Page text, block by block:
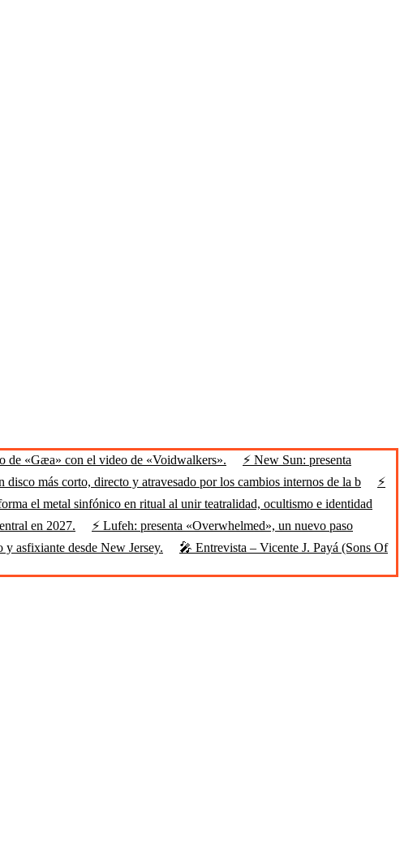
de «Gæa» con el video de «Voidwalkers».
⚡ New Sun: presenta
disco más corto, directo y atravesado por los cambios internos de la b
⚡
el metal sinfónico en ritual al unir teatralidad, ocultismo e identidad
en 2027.
⚡ Lufeh: presenta «Overwhelmed», un nuevo paso
asfixiante desde New Jersey.
🎤 Entrevista – Vicente J. Payá (Sons Of